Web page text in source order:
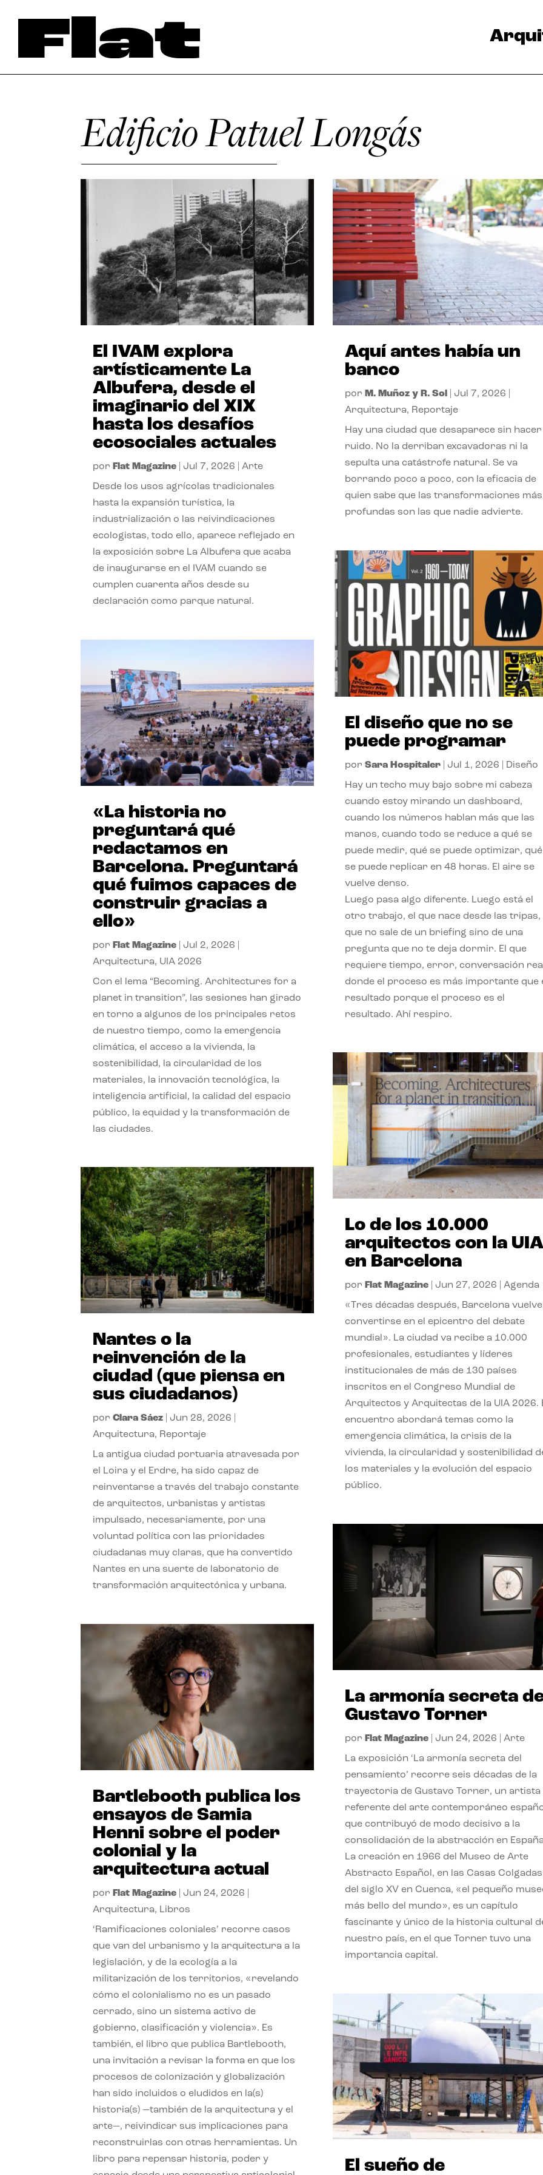
Edificio Patuel Longás
El IVAM explora
artísticamente La
Albufera, desde el
imaginario del XIX
hasta los desafíos
ecosociales actuales
por Flat Magazine Jul 7, 2026 |Arte
Desde los usos agrícolas tradicionales
hasta la expansión turística, la
industrialización o las reivindicaciones
ecologistas, todo ello, aparece reflejado en
la exposición sobre La Albufera que acaba
de inaugurarse en el IVAM cuando se
cumplen cuarenta años desde su
declaración como parque natural.
«La historia no
preguntará qué
redactamos en
Barcelona. Preguntará
qué fuimos capaces de
construir gracias a
ello»
por Flat Magazine Jul 2, 2026
Arquitectura, UIA 2026
Con el lema “Becoming. Architectures for a
planet in transition”, las sesiones han girado
en torno a algunos de los principales retos
de nuestro tiempo, como la emergencia
climática, el acceso a la vivienda, la
sostenibilidad, la circularidad de los
materiales, la innovación tecnológica, la
inteligencia artificial, la calidad del espacio
público, la equidad y la transformación de
las ciudades.
Nantes o la
reinvención de la
ciudad (que piensa en
sus ciudadanos)
porClara Sáez Jun 28, 2026
Arquitectura, Reportaje
La antigua ciudad portuaria atravesada por
el Loira y el Erdre, ha sido capaz de
reinventarse a través del trabajo constante
de arquitectos, urbanistas y artistas
impulsado, necesariamente, por una
voluntad política con las prioridades
ciudadanas muy claras, que ha convertido
Nantes en una suerte de laboratorio de
transformación arquitectónica y urbana.
Bartlebooth publica los
ensayos de Samia
Henni sobre el poder
colonial y la
arquitectura actual
por Flat Magazine Jun 24, 2026
Arquitectura, Libros
‘Ramificaciones coloniales’ recorre casos
que van del urbanismo y la arquitectura a la
legislación, y de la ecología a la
militarización de los territorios, «revelando
cómo el colonialismo no es un pasado
cerrado, sino un sistema activo de
gobierno, clasificación y violencia». Es
también, el libro que publica Bartlebooth,
una invitación a revisar la forma en que los
procesos de colonización y globalización
han sido incluidos o eludidos en la(s)
historia(s) —también de la arquitectura y el
arte—, reivindicar sus implicaciones para
reconstruirlas con otras herramientas. Un
libro para repensar historia, poder y
Aquí antes había un
banco
por M. Muñoz y R. Sol Jul 7, 2026
Arquitectura, Reportaje
Hay una ciudad que desaparece sin hacer
ruido. No la derriban excavadoras ni la
sepulta una catástrofe natural. Se va
borrando poco a poco, con la eficacia de
quien sabe que las transformaciones más
profundas son las que nadie advierte.
El diseño que no se
puede programar
por Sara Hospitaler| Jul 1, 2026 Diseño
Hay un techo muy bajo sobre mi cabeza
cuando estoy mirando un dashboard,
cuando los números hablan más que las
manos, cuando todo se reduce a qué se
puede medir, qué se puede optimizar, qué
se puede replicar en 48 horas. El aire se
vuelve denso.
Luego pasa algo diferente. Luego está el
otro trabajo, el que nace desde las tripas,
que no sale de un briefing sino de una
pregunta que no te deja dormir. El que
requiere tiempo, error, conversación
donde el proceso es más importante que
resultado porque el proceso es el
resultado. Ahí respiro.
Lo de los 10.000
arquitectos con la UIA
en Barcelona
por Flat Magazine| Jun 27, 2026 Agenda
«Tres décadas después, Barcelona vuelve
convertirse en el epicentro del debate
mundial». La ciudad va recibe a 10.000
profesionales, estudiantes y líderes
institucionales de más de 130 países
inscritos en el Congreso Mundial de
Arquitectos y Arquitectas de la UIA 2026.
encuentro abordará temas como la
emergencia climática, la crisis de la
vivienda, la circularidad y sostenibilidad
los materiales y la evolución del espacio
público.
La armonía secreta
Gustavo Torner
por Flat Magazine| Jun 24, 2026 Arte
La exposición ‘La armonía secreta del
pensamiento’ recorre seis décadas de la
trayectoria de Gustavo Torner, un artista
referente del arte contemporáneo
que contribuyó de modo decisivo a la
consolidación de la abstracción en
La creación en 1966 del Museo de Arte
Abstracto Español, en las Casas Colgadas
del siglo XV en Cuenca, «el pequeño
más bello del mundo», es un capítulo
fascinante y único de la historia cultural
nuestro país, en el que Torner tuvo una
importancia capital.
El sueño de